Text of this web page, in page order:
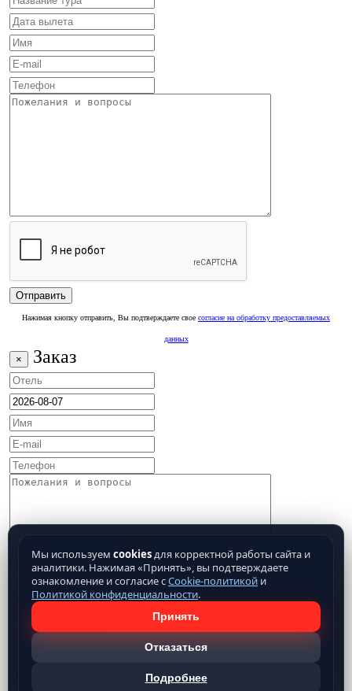
Нажимая кнопку отправить, Вы подтверждаете свое согласие на обработку предоставляемых
данных
× Заказ
Мы используем cookiesдля корректной работы сайта и
аналитики. Нажимая «Принять», вы подтверждаете
ознакомление и согласие сCookie-политикой и
Политикой конфиденциальности.
Принять
Отказаться
Подробнее